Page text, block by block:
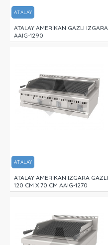
ATALAY
ATALAY AMERİKAN GAZLI IZGARA
AAIG-1290
ATALAY
ATALAY AMERİKAN IZGARA GAZLI
120 CM X 70 CM AAIG-1270